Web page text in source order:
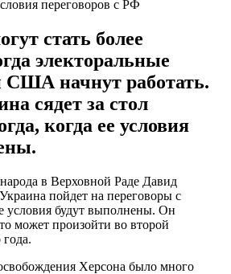
переговоров с РФ
стать более
электоральные
начнут работать.
сядет за стол
когда ее условия
в Верховной Раде Давид
пойдет на переговоры с
условия будут выполнены. Он
может произойти во второй
Херсона было много